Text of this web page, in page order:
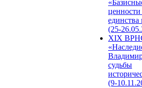
единства
(25-
XIX
судьбы
(9-